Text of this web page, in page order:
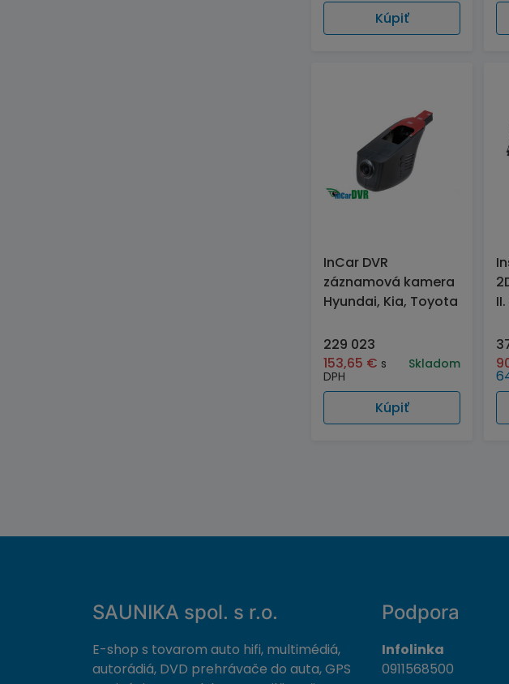
Kúpiť
InCar DVR
záznamová kamera
Hyundai, Kia, Toyota
229 023
153,65 € s
DPH
Skladom
Kúpiť
SAUNIKA spol. s r.o.
E-shop s tovarom auto hifi, multimédiá,
autorádiá, DVD prehrávače do auta, GPS
Podpora
Infolinka
0911568500